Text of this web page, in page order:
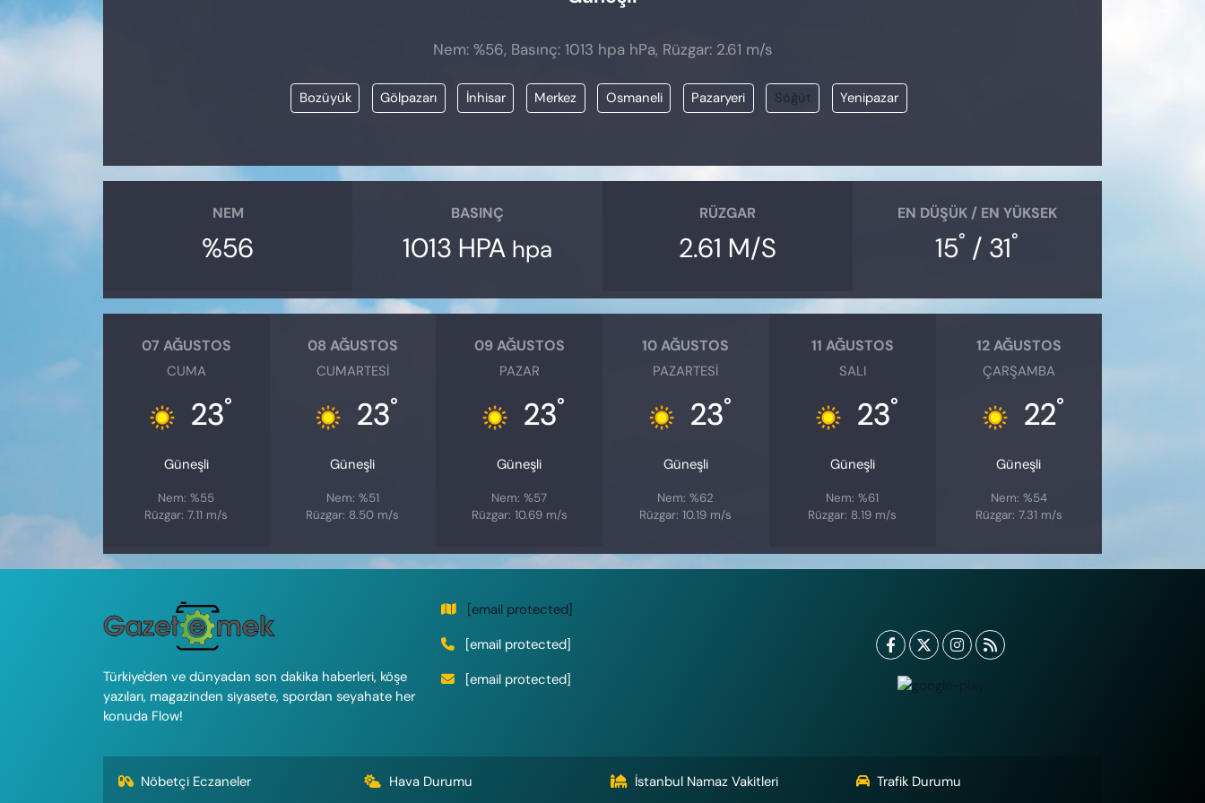
Nem: %56, Basınç: 1013 hpa hPa, Rüzgar: 2.61 m/s
Bozüyük Gölpazarı İnhisar Merkez Osmaneli Pazaryeri Söğüt Yenipazar
NEM
%56
BASINÇ
1013 HPA hpa
RÜZGAR
2.61 M/S
EN DÜŞÜK / EN YÜKSEK
15° / 31°
07 AĞUSTOS
CUMA
23°
Güneşli
Nem: %55
Rüzgar: 7.11 m/s
08 AĞUSTOS
CUMARTESI
23°
Güneşli
Nem: %51
Rüzgar: 8.50 m/s
09 AĞUSTOS
PAZAR
23°
Güneşli
Nem: %57
Rüzgar: 10.69 m/s
10 AĞUSTOS
PAZARTESI
23°
Güneşli
Nem: %62
Rüzgar: 10.19 m/s
11 AĞUSTOS
SALI
23°
Güneşli
Nem: %61
Rüzgar: 8.19 m/s
12 AĞUSTOS
ÇARŞAMBA
22°
Güneşli
Nem: %54
Rüzgar: 7.31 m/s
Türkiye'den ve dünyadan son dakika haberleri, köşe
yazıları, magazinden siyasete, spordan seyahate her
konuda Flow!
[email protected]
[email protected]
[email protected]
Nöbetçi Eczaneler Hava Durumu İstanbul Namaz Vakitleri Trafik Durumu
KADIN
VAN VE DİYARBAKIR HABERLERİ